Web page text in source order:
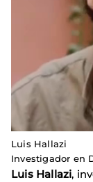
Luis Hallazi
Investigador en
Luis Hallazi,